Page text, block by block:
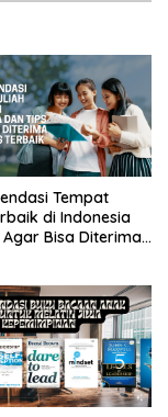
Tempat
di Indonesia
Bisa Diterima